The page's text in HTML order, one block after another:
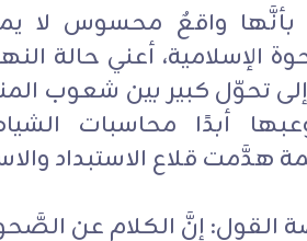
بأنَّها واقعٌ محسوس لا
الإسلامية، أعني حالة
تحوّل كبير بين شعوب
أبدًا محاسبات
هدَّمت قلاع الاستبداد
القول: إنَّ الکلام عن